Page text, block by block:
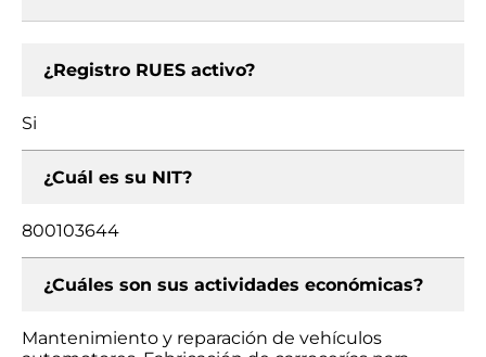
¿Registro RUES activo?
Si
¿Cuál es su NIT?
800103644
¿Cuáles son sus actividades económicas?
Mantenimiento y reparación de vehículos